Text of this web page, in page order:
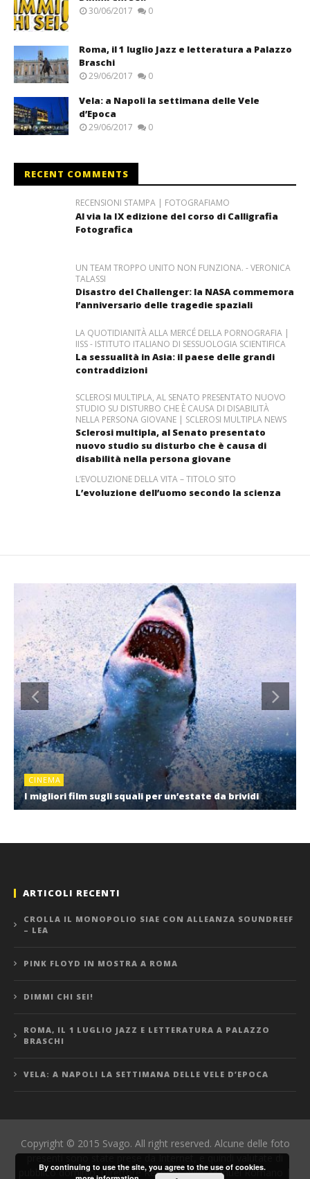
30/06/2017 0
Roma, il 1 luglio Jazz e letteratura a Palazzo
Braschi
29/06/2017 0
Vela: a Napoli la settimana delle Vele
d’Epoca
29/06/2017 0
RECENT COMMENTS
RECENSIONI STAMPA | FOTOGRAFIAMO
Al via la IX edizione del corso di Calligrafia
Fotografica
UN TEAM TROPPO UNITO NON FUNZIONA. - VERONICA
TALASSI
Disastro del Challenger: la NASA commemora
l’anniversario delle tragedie spaziali
LA QUOTIDIANITÀ ALLA MERCÉ DELLA PORNOGRAFIA |
IISS - ISTITUTO ITALIANO DI SESSUOLOGIA SCIENTIFICA
La sessualità in Asia: il paese delle grandi
contraddizioni
SCLEROSI MULTIPLA, AL SENATO PRESENTATO NUOVO
STUDIO SU DISTURBO CHE È CAUSA DI DISABILITÀ
NELLA PERSONA GIOVANE | SCLEROSI MULTIPLA NEWS
Sclerosi multipla, al Senato presentato
nuovo studio su disturbo che è causa di
disabilità nella persona giovane
L’EVOLUZIONE DELLA VITA – TITOLO SITO
L’evoluzione dell’uomo secondo la scienza
CINEMA
I migliori film sugli squali per un’estate da brividi
ARTICOLI RECENTI
CROLLA IL MONOPOLIO SIAE CON ALLEANZA SOUNDREEF
– LEA
PINK FLOYD IN MOSTRA A ROMA
DIMMI CHI SEI!
ROMA, IL 1 LUGLIO JAZZ E LETTERATURA A PALAZZO
BRASCHI
VELA: A NAPOLI LA SETTIMANA DELLE VELE D’EPOCA
Copyright © 2015 Svago. All right reserved. Alcune delle foto
presenti sono state prese da Internet, e quindi valutate di
pubblico dominio. Direttore Responsabile: Manuel Romano |
By continuing to use the site, you agree to the use of cookies.